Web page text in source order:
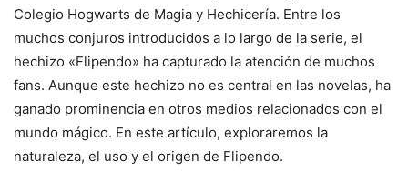
Colegio Hogwarts de Magia y Hechicería. Entre los
muchos conjuros introducidos a lo largo de la serie, el
hechizo «Flipendo» ha capturado la atención de muchos
fans. Aunque este hechizo no es central en las novelas, ha
ganado prominencia en otros medios relacionados con el
mundo mágico. En este artículo, exploraremos la
naturaleza, el uso y el origen de Flipendo.